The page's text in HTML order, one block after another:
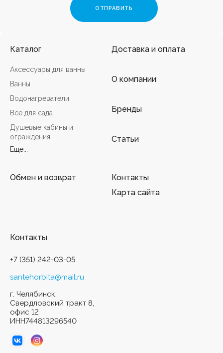
Каталог
Аксессуары для ванны
Ванны
Водонагреватели
Все для сада
Душевые кабины и
ограждения
Еще...
Доставка и оплата
О компании
Бренды
Статьи
Обмен и возврат
Контакты
Карта сайта
Контакты
+7 (351) 242-03-05
santehorbita@mail.ru
г. Челябинск,
Свердловский тракт 8,
офис 12
ИНН744813296540